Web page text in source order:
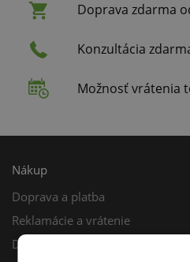
Doprava zdarma
Konzultácia
Možnosť vrátenia
Nákup
Doprava a platba
Reklamácie a vrátenie
Darčekový poukaz